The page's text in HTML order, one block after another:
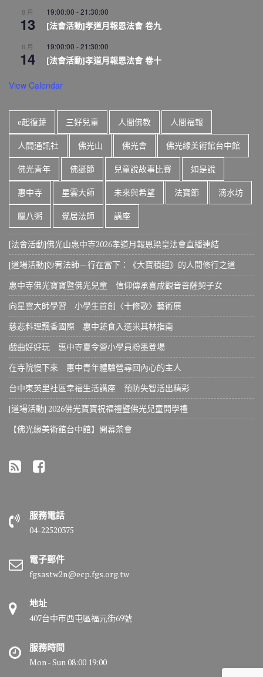
8 月
13
19:00:00 -21:30:00
[法會活動]孝道月報恩法會 卷九
8 月
14
19:00:00 -21:30:00
[法會活動]孝道月報恩法會 卷十
View Calendar
e起復蔬 三好兒童 人間佛教 人間福報
人間通訊社 佛光山 佛光會 佛光緣美術館台中館
佛光青年 佛誕節 兒童說故事比賽 如是說
惠中寺 星雲大師 未來與希望 法寶節 滴水坊
臘八粥 覺居法師 講座
[法會活動]佛光山惠中寺2026孝道月報恩梁皇法會直播連結
[道場活動]妙宥法師－行在當下：《大寶積經》的人間修行之道
惠中寺佛光寶寶暨佛光兒童 信仰傳承喜成觀音菩薩契子女
向星雲大師學習 小學生首創〈十修歌〉藝術展
慈悲料理飄香國際 惠中蔬食入選米其林指南
戲曲好好玩 惠中寺夏令營小學員粉墨登場
在寺院慢下來 惠中青年體驗營尋回內心的主人
台中東英里社區幸福生活講座 預防失智活出精彩
[道場活動] 2026佛光寶寶祝福禮暨佛光兒童開學禮
【佛光緣美術館台中館】開幕茶會
服務電話
04-22520375
電子郵件
fgsastw2n@ecp.fgs.org.tw
地址
407台中市西屯區福元街69號
服務時間
Mon - Sun 08:00 19:00